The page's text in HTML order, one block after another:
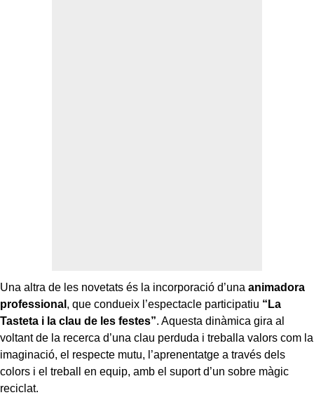
Una altra de les novetats és la incorporació d’una animadora
professional , que condueix l’espectacle participatiu “La
Tasteta i la clau de les festes”. Aquesta dinàmica gira al
voltant de la recerca d’una clau perduda i treballa valors com la
imaginació, el respecte mutu, l’aprenentatge a través dels
colors i el treball en equip, amb el suport d’un sobre màgic
reciclat.